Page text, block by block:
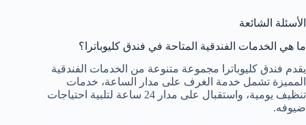
الأسئلة الشائعة
ما هي الخدمات الفندقية المتاحة في فندق كليوباترا؟
يقدم فندق كليوباترا مجموعة متنوعة من الخدمات الفندقية
المميزة تشمل خدمة الغرف على مدار الساعة، خدمات
تنظيف يومية، واستقبال على مدار 24 ساعة لتلبية احتياجات
ضيوفه.